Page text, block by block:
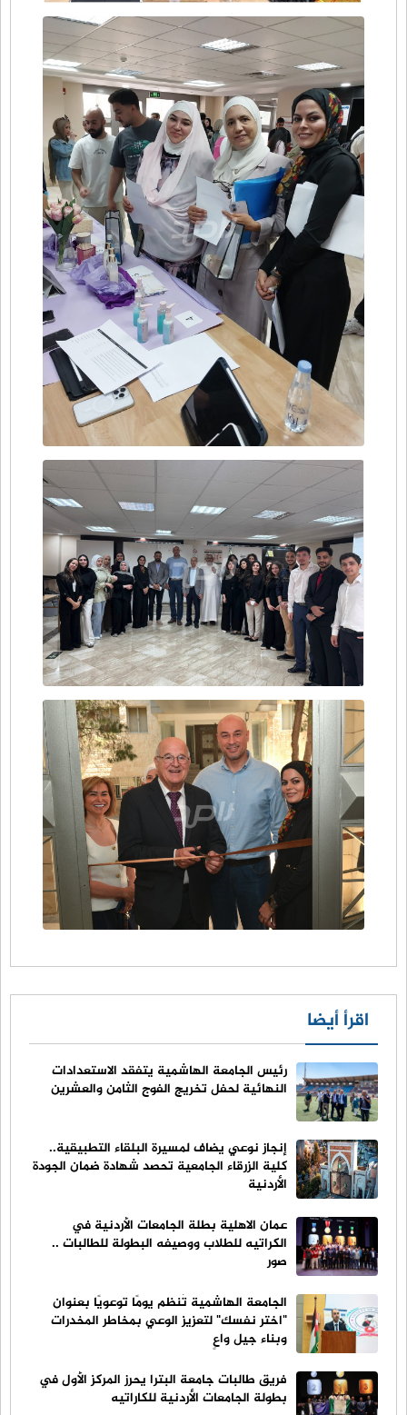
اقرأ أيضا
رئيس الجامعة الهاشمية يتفقد الاستعدادات
النهائية لحفل تخريج الفوج الثامن والعشرين
إنجاز نوعي يضاف لمسيرة البلقاء التطبيقية..
كلية الزرقاء الجامعية تحصد شهادة ضمان الجودة
الأردنية
عمان الاهلية بطلة الجامعات الأردنية في
الكراتيه للطلاب ووصيفه البطولة للطالبات ..
صور
الجامعة الهاشمية تُنظم يومًا توعويًا بعنوان
"اختر نفسك" لتعزيز الوعي بمخاطر المخدرات
وبناء جيل واعٍ
فريق طالبات جامعة البترا يحرز المركز الأول في
بطولة الجامعات الأردنية للكاراتيه